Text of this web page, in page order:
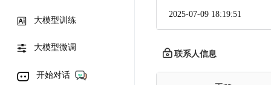
大模型训练
大模型微调
开始对话
2025-07-09 18:19:51
联系人信息